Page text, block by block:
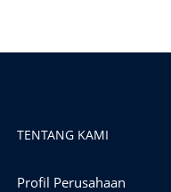
TENTANG KAMI
Profil Perusahaan